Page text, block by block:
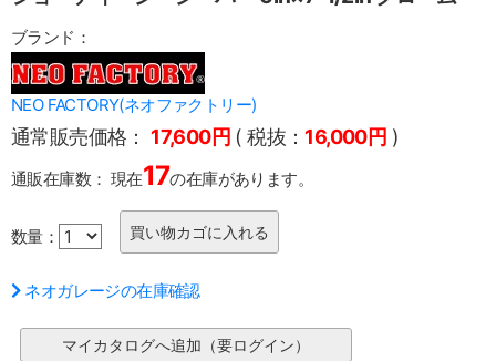
ブランド：
NEO FACTORY(ネオファクトリー)
通常販売価格： 17,600円 ( 税抜： 16,000円 )
通販在庫数： 現在17の在庫があります。
数量：
ネオガレージの在庫確認